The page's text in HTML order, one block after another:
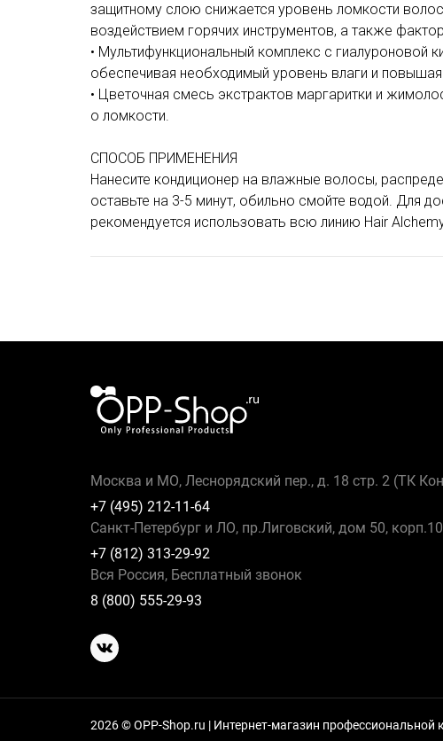
защитному слою снижается уровень ломкости
воздействием горячих инструментов, а также
• Мультифункциональный комплекс с гиалуроновой
обеспечивая необходимый уровень влаги и повышая
• Цветочная смесь экстрактов маргаритки и
о ломкости.
СПОСОБ ПРИМЕНЕНИЯ
Нанесите кондиционер на влажные волосы,
оставьте на 3-5 минут, обильно смойте водой. Для
рекомендуется использовать всю линию Hair
Москва и МО, Леснорядский пер., д. 18 стр. 2 (ТК
+7 (495) 212-11-64
Санкт-Петербург и ЛО, пр.Лиговский, дом 50,
+7 (812) 313-29-92
Вся Россия, Бесплатный звонок
8 (800) 555-29-93
2026 © OPP-Shop.ru | Интернет-магазин профессиональной